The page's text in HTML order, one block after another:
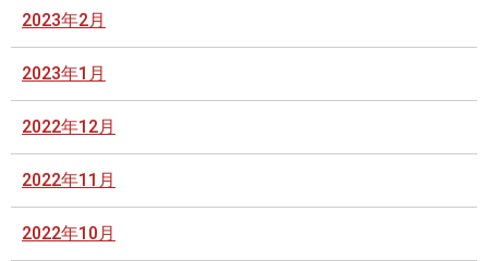
2023年2月
2023年1月
2022年12月
2022年11月
2022年10月